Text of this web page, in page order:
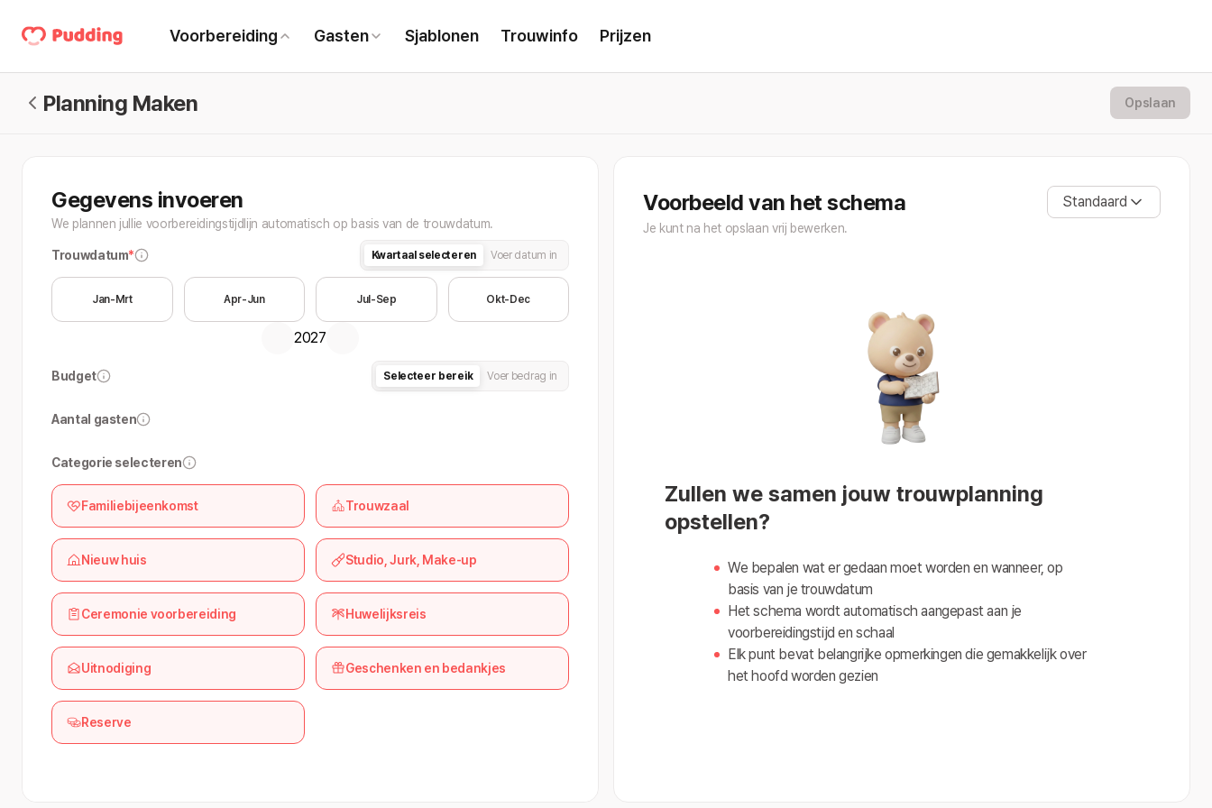
Voorbereiding Gasten Sjablonen Trouwinfo Prijzen
Planning Maken Opslaan
Gegevens invoeren
We plannen jullie voorbereidingstijdlijn automatisch op basis van de trouwdatum.
Trouwdatum* Kwartaal selecteren Voer datum in
Jan-Mrt Apr-Jun Jul-Sep Okt-Dec
2027
Budget Selecteer bereik Voer bedrag in
Aantal gasten
Categorie selecteren
Familiebijeenkomst Trouwzaal
Nieuw huis Studio, Jurk, Make-up
Ceremonie voorbereiding Huwelijksreis
Uitnodiging Geschenken en bedankjes
Reserve
Voorbeeld van het schema Standaard
Je kunt na het opslaan vrij bewerken.
Zullen we samen jouw trouwplanning
opstellen?
We bepalen wat er gedaan moet worden en wanneer, op
basis van je trouwdatum
Het schema wordt automatisch aangepast aan je
voorbereidingstijd en schaal
Elk punt bevat belangrijke opmerkingen die gemakkelijk over
het hoofd worden gezien